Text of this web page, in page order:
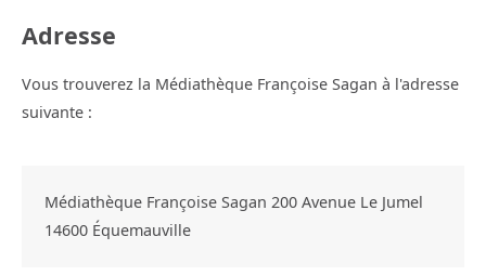
Adresse
Vous trouverez la Médiathèque Françoise Sagan à l'adresse
suivante :
Médiathèque Françoise Sagan 200 Avenue Le Jumel
14600 Équemauville